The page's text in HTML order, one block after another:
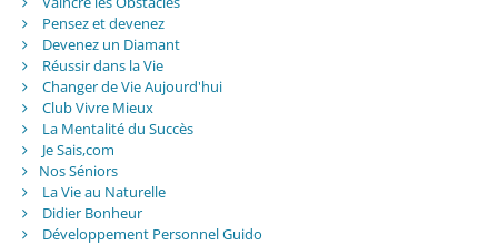
Pensez et devenez
Devenez un Diamant
Réussir dans la Vie
Changer de Vie Aujourd'hui
Club Vivre Mieux
La Mentalité du Succès
Je Sais,com
Nos Séniors
La Vie au Naturelle
Didier Bonheur
Développement Personnel Guido